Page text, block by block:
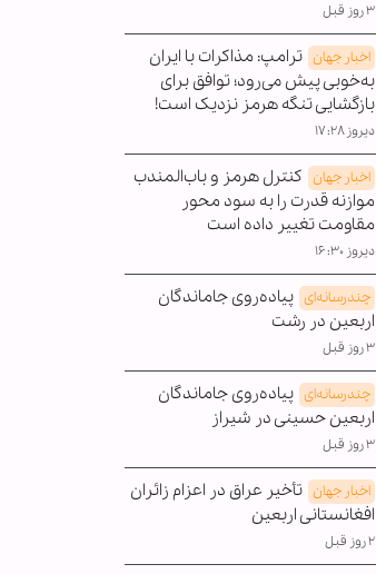
۳ روز قبل
اخبار جهان ترامپ: مذاکرات با ایران
به‌خوبی پیش می‌رود؛ توافق برای
بازگشایی تنگه هرمز نزدیک است!
دیروز ۱۷:۲۸
اخبار جهان کنترل هرمز و باب‌المندب
موازنه قدرت را به سود محور
مقاومت تغییر داده است
دیروز ۱۶:۳۰
چندرسانه‌ای پیاده‌روی جاماندگان
اربعین در رشت
۳ روز قبل
چندرسانه‌ای پیاده‌روی جاماندگان
اربعین حسینی در شیراز
۳ روز قبل
اخبار جهان تأخیر عراق در اعزام زائران
افغانستانی اربعین
۲ روز قبل